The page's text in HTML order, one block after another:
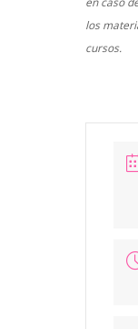
los
cursos.